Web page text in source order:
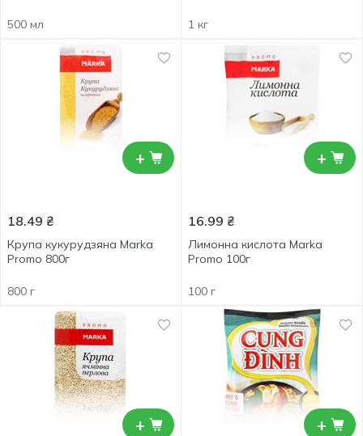
500 мл 1 кг
+
18.49 ₴
Крупа кукурудзяна Marka
Promo 800г
800 г
+
16.99 ₴
Лимонна кислота Marka
Promo 100г
100 г
+ +